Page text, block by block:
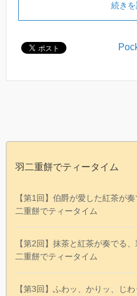
続き
羽二重餅でティータイム
【第1回】伯爵が愛した紅茶が
二重餅でティータイム
【第2回】抹茶と紅茶が奏でる
二重餅でティータイム
【第3回】ふわッ、かりッ、じ